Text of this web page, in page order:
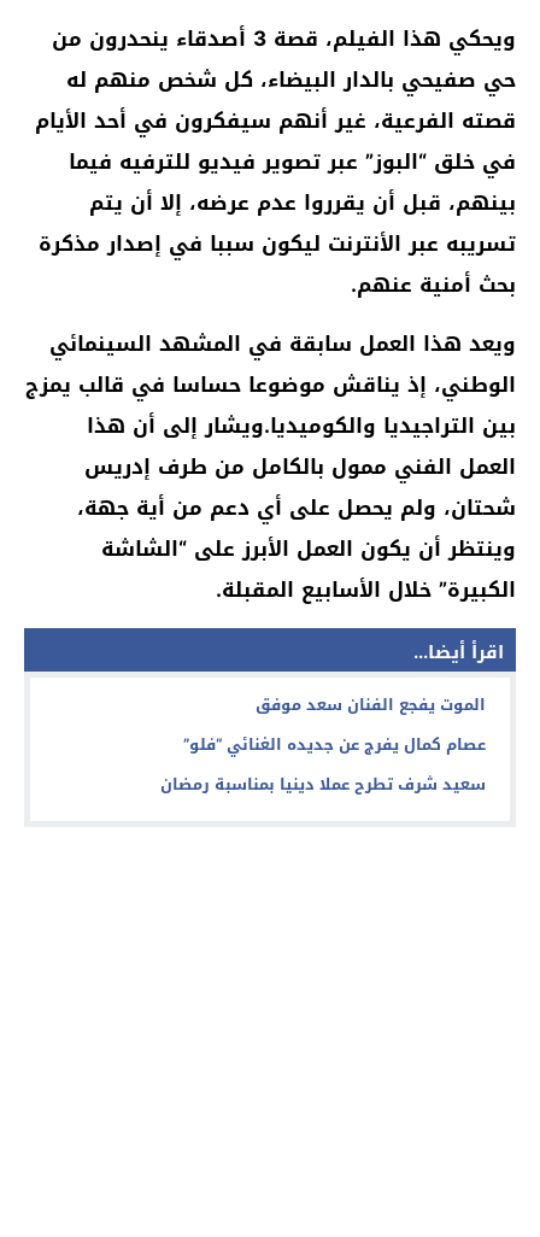
ويحكي هذا الفيلم، قصة 3 أصدقاء ينحدرون من
حي صفيحي بالدار البيضاء، كل شخص منهم له
قصته الفرعية، غير أنهم سيفكرون في أحد الأيام
في خلق “البوز” عبر تصوير فيديو للترفيه فيما
بينهم، قبل أن يقرروا عدم عرضه، إلا أن يتم
تسريبه عبر الأنترنت ليكون سببا في إصدار مذكرة
بحث أمنية عنهم.
ويعد هذا العمل سابقة في المشهد السينمائي
الوطني، إذ يناقش موضوعا حساسا في قالب يمزج
بين التراجيديا والكوميديا.ويشار إلى أن هذا
العمل الفني ممول بالكامل من طرف إدريس
شحتان، ولم يحصل على أي دعم من أية جهة،
وينتظر أن يكون العمل الأبرز على “الشاشة
الكبيرة” خلال الأسابيع المقبلة.
اقرأ أيضا...
الموت يفجع الفنان سعد موفق
عصام كمال يفرج عن جديده الغنائي “فلو”
سعيد شرف تطرح عملا دينيا بمناسبة رمضان